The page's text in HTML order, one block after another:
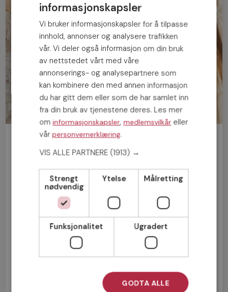
Bli medlem gratis!
Mann Kvinne
informasjonskapsler
Vi bruker informasjonskapsler for å tilpasse
innhold, annonser og analysere trafikken
vår. Vi deler også informasjon om din bruk
av nettstedet vårt med våre
annonserings- og analysepartnere som
kan kombinere den med annen informasjon
du har gitt dem eller som de har samlet inn
fra din bruk av tjenestene deres. Les mer
ominformasjonskapsler,medlemsvilkåreller
vårpersonvernerklæring.
VIS ALLE PARTNERE (1913) →
Strengt
nødvendig
Ytelse Målretting
Funksjonalitet Ugradert
GODTA ALLE